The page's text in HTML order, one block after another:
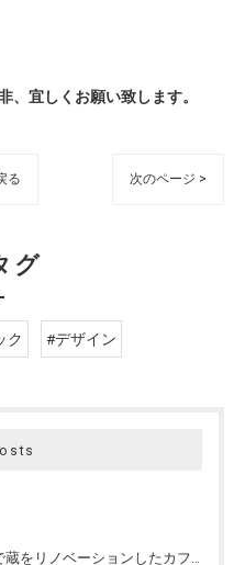
、宜しくお願い致します。
る 次のページ >
グ
ク #デザイン